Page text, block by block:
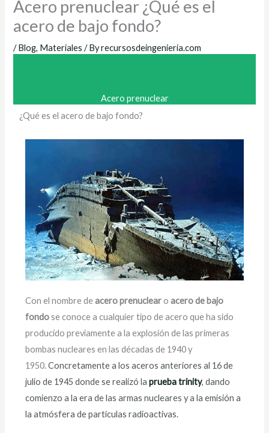
Acero prenuclear ¿Qué es el
acero de bajo fondo?
/Blog, Materiales / Byrecursosdeingenieria.com
Acero prenuclear
¿Qué es el acero de bajo fondo?
Con el nombre deacero prenuclearoacero de bajo
fondose conoce a cualquier tipo de acero que ha sido
producido previamente a la explosión de las primeras
bombas nucleares en las décadas de 1940 y
1950.Concretamente a los aceros anteriores al 16 de
julio de 1945 donde se realizó laprueba trinity, dando
comienzo a la era de las armas nucleares y a la emisión a
la atmósfera de partículas radioactivas.